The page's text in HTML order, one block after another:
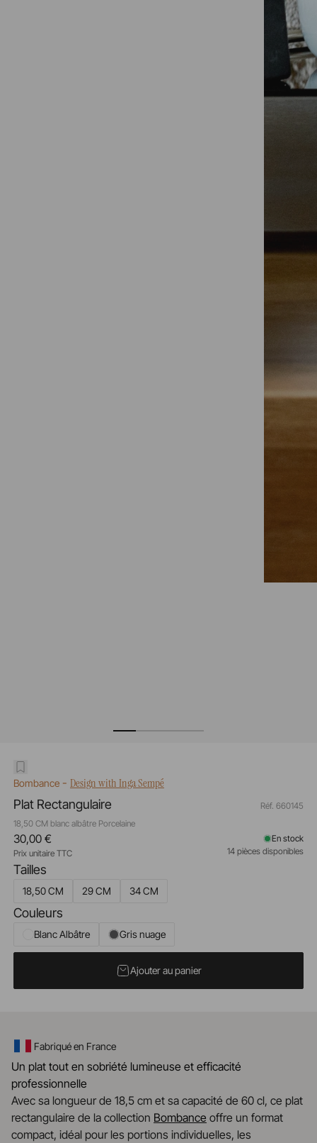
Bombance- Design with Inga Sempé
Plat Rectangulaire
18,50 CM blanc albâtre Porcelaine
Réf. 660145
Tailles
18,50 CM 29 CM 34 CM
Couleurs
Blanc Albâtre Gris nuage
30,00 €
Prix unitaire TTC
En stock
14 pièces disponibles
Ajouter au panier
Fabriqué en France
Un plat tout en sobriété lumineuse et efficacité
professionnelle
Avec sa longueur de 18,5 cm et sa capacité de 60 cl, ce plat
rectangulaire de la collection Bombance offre un format
compact, idéal pour les portions individuelles, les